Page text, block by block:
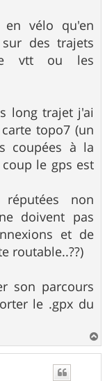
vélo qu'en
des trajets
vtt ou les
long trajet j'ai
topo7 (un
coupées à la
le gps est
non
doivent pas
et de
routable..??)
son parcours
le .gpx du
a